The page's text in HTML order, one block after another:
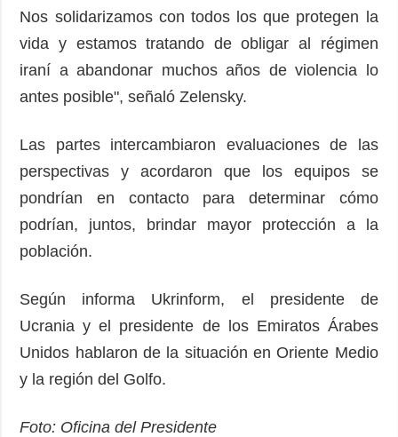
Nos solidarizamos con todos los que protegen la
vida y estamos tratando de obligar al régimen
iraní a abandonar muchos años de violencia lo
antes posible", señaló Zelensky.
Las partes intercambiaron evaluaciones de las
perspectivas y acordaron que los equipos se
pondrían en contacto para determinar cómo
podrían, juntos, brindar mayor protección a la
población.
Según informa Ukrinform, el presidente de
Ucrania y el presidente de los Emiratos Árabes
Unidos hablaron de la situación en Oriente Medio
y la región del Golfo.
Foto: Oficina del Presidente